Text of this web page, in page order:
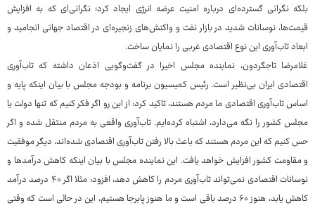
بلکه نگرانی گسترده‌ای درباره امنیت عرضه انرژی ایجاد کرد؛ نگرانی‌ای که به افزایش
قیمت‌ها، نوسانات شدید در بازار نفت و واکنش‌های زنجیره‌ای در اقتصاد جهانی انجامید و
ابعاد تاب‌آوری این نوع اقتصادی غربی را نمایان ساخت.
غلامرضا تاجگردون، نماینده مجلس اخیرا در گفت‌وگویی اذعان داشته که تاب‌آوری
اقتصادی ایران بی‌نظیر است. رئیس کمیسیون برنامه و بودجه مجلس با بیان اینکه پایه و
اساس تاب‌آوری اقتصادی ما مردم هستند، تاکید کرد: از این رو اگر فکر کنیم که تنها دولت یا
مجلس کشور را نگه می‌دارد، اشتباه کرده‌ایم. تاب‌آوری واقعی به مردم منتقل شده و اگر
حس کنیم که این مردم هستند که باعث بالا رفتن تاب‌آوری اقتصادی شده‌اند، دیگر موفقیت
و مقاومت کشور افزایش خواهد یافت. این نماینده مجلس با بیان اینکه کاهش درآمدها و
نوسانات اقتصادی نمی‌تواند تاب‌آوری مردم را کاهش دهد، افزود: مثلا اگر ۴۰ درصد درآمد
کاهش یابد، هنوز ۶۰ درصد باقی است و ما هنوز پابرجا هستیم، این در حالی است که وقتی